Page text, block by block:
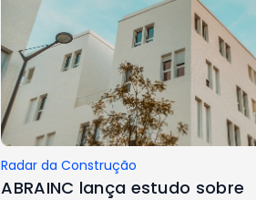
Radar da Construção
ABRAINC lança estudo sobre